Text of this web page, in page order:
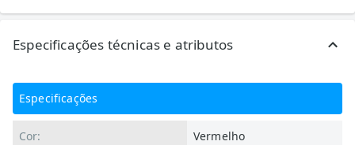
Especificações técnicas e atributos
Especificações
Cor: Vermelho